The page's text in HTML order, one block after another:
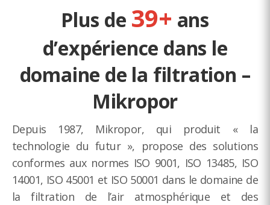
Plus de 39+ ans
d’expérience dans le
domaine de la filtration –
Mikropor
Depuis 1987, Mikropor, qui produit « la
technologie du futur », propose des solutions
conformes aux normes ISO 9001, ISO 13485, ISO
14001, ISO 45001 et ISO 50001 dans le domaine de
la filtration de l’air atmosphérique et des